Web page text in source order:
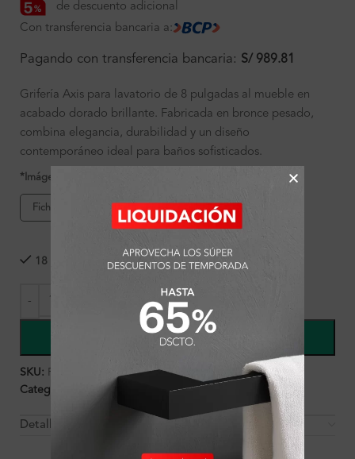
de descuento adicional
Con transferencia bancaria a:
Pagando con transferencia bancaria: S/ 989.81
Grifería Axis para lavatorio de 8 pulgadas al mueble en
acabado dorado brillante. Fabricada en bronce pesado,
combina elegancia, durabilidad y un diseño
contemporáneo ideal para baños sofisticados.
*Imágenes referenciales
Ficha de producto
18 disponibles
COMPRAR
SKU: FA5164
Categorías:
Ambientes , Baño
Detalles y Material